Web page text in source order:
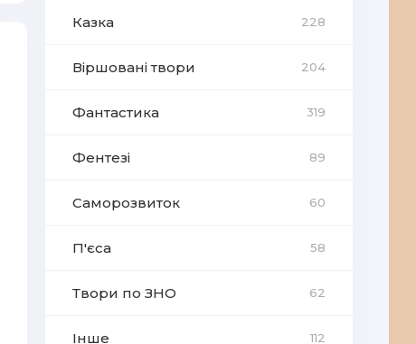
Казка 228
Віршовані твори 204
Фантастика 319
Фентезі 89
Саморозвиток 60
П'єса 58
Твори по ЗНО 62
Інше 112